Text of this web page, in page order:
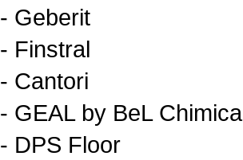
- Geberit
- Finstral
- Cantori
- GEAL by BeL Chimica
- DPS Floor